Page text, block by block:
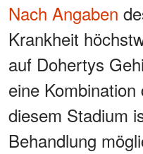
Nach Angaben
Krankheit
auf Dohertys
eine
diesem Stadium
Behandlung